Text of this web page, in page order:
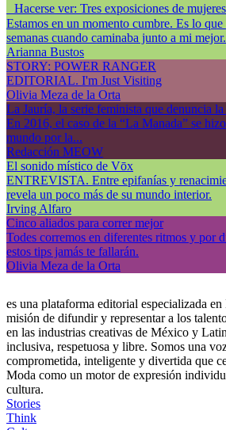
Hacerse ver: Tres exposiciones de
Estamos en un momento cumbre. Es lo que
semanas cuando caminaba junto a mi
Arianna Bustos
STORY: POWER RANGER
EDITORIAL. I'm Just Visiting
Olivia Meza de la Orta
La Jauría, la serie feminista que denuncia
En 2016, el caso de la “La Manada” se
mundo por la...
Redacción MEOW
El sonido místico de Vōx
ENTREVISTA. Entre epifanías y
revela un poco más de su mundo interior.
Irving Alfaro
Cinco aliados para correr mejor
Todes corremos en diferentes ritmos y por
estos tips jamás te fallarán.
Olivia Meza de la Orta
es una plataforma editorial especializada
misión de difundir y representar a los
en las industrias creativas de México y
inclusiva, respetuosa y libre. Somos una
comprometida, inteligente y divertida que
Moda como un motor de expresión
cultura.
Stories
Think